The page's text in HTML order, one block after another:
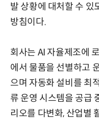
발 상황에 대처할 수 있
방침이다.
회사는 AI 자율제조에
에서 물품을 선별하고
으며 자동화 설비를 최
류 운영 시스템을 공급
리오를 다변화, 산업별